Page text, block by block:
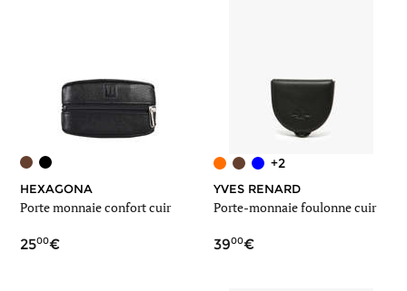
HEXAGONA
Porte monnaie confort cuir
2500
+2
YVES RENARD
Porte-monnaie foulonne cuir
3900